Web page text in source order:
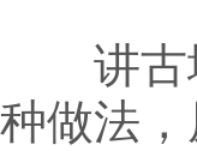
讲古城
种做法